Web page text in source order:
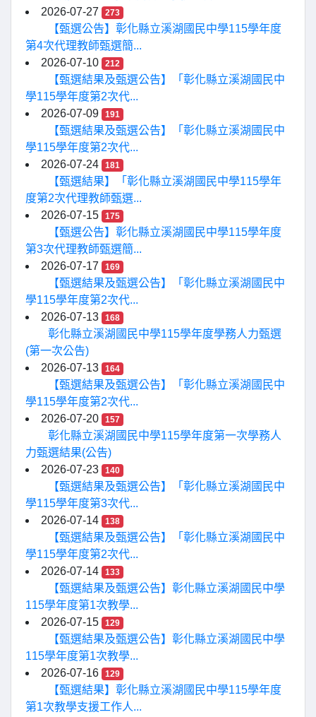
2026-07-27
273
【甄選公告】彰化縣立溪湖國民中學115學年度
第4次代理教師甄選簡...
2026-07-10
212
【甄選結果及甄選公告】「彰化縣立溪湖國民中
學115學年度第2次代...
2026-07-09
191
【甄選結果及甄選公告】「彰化縣立溪湖國民中
學115學年度第2次代...
2026-07-24
181
【甄選結果】「彰化縣立溪湖國民中學115學年
度第2次代理教師甄選...
2026-07-15
175
【甄選公告】彰化縣立溪湖國民中學115學年度
第3次代理教師甄選簡...
2026-07-17
169
【甄選結果及甄選公告】「彰化縣立溪湖國民中
學115學年度第2次代...
2026-07-13
168
彰化縣立溪湖國民中學115學年度學務人力甄選
(第一次公告)
2026-07-13
164
【甄選結果及甄選公告】「彰化縣立溪湖國民中
學115學年度第2次代...
2026-07-20
157
彰化縣立溪湖國民中學115學年度第一次學務人
力甄選結果(公告)
2026-07-23
140
【甄選結果及甄選公告】「彰化縣立溪湖國民中
學115學年度第3次代...
2026-07-14
138
【甄選結果及甄選公告】「彰化縣立溪湖國民中
學115學年度第2次代...
2026-07-14
133
【甄選結果及甄選公告】彰化縣立溪湖國民中學
115學年度第1次教學...
2026-07-15
129
【甄選結果及甄選公告】彰化縣立溪湖國民中學
115學年度第1次教學...
2026-07-16
129
【甄選結果】彰化縣立溪湖國民中學115學年度
第1次教學支援工作人...